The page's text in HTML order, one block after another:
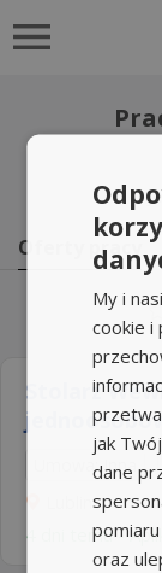
Oferty pracy
Stolarz
Umowa: Inna
4 dni temu -
My i
cookie i
jak
dane
oraz